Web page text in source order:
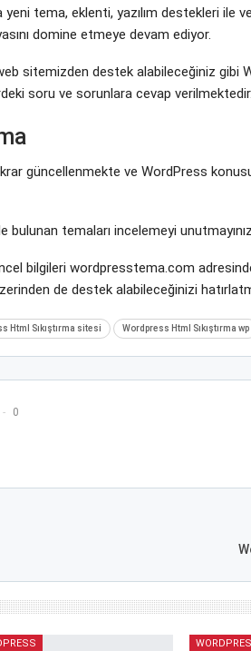
tema, eklenti, yazılım destekleri ile
domine etmeye devam ediyor.
sitemizden destek alabileceğiniz gibi
soru ve sorunlara cevap verilmektedir.
güncellenmekte ve WordPress
temaları incelemeyi
bilgileri wordpresstema.com
de destek alabileceğinizi
Html Sıkıştırma sitesi Wordpress Html Sıkıştırma wp
0